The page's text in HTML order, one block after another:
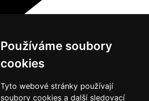
Používáme soubory
cookies
Tyto webové stránky používají
soubory cookies a další sledovací